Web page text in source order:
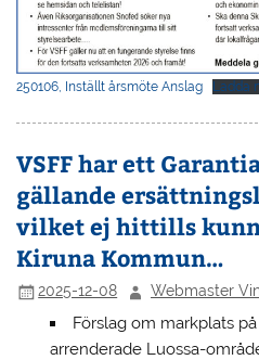
250106, Inställt årsmöte Anslag Ladda
VSFF har ett
gällande
vilket ej hittills
Kiruna Kommun…
2025-12-08 Webmaster
Förslag om markplats
arrenderade Luossa-